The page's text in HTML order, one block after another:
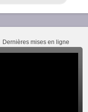
Dernières mises en ligne